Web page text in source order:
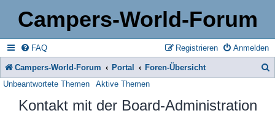
Campers-World-Forum
FAQ Anmelden
Registrieren
Campers-World-Forum Portal Foren-Übersicht
Unbeantwortete Themen Aktive Themen
Kontakt mit der Board-Administration